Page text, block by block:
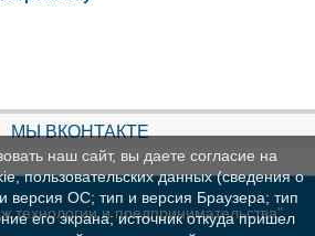
МЫ ВКОНТАКТЕ
и предпринимательства"
наш сайт, вы даете согласие на
пользовательских данных (сведения о
версия ОС; тип и версия Браузера; тип
его экрана; источник откуда пришел